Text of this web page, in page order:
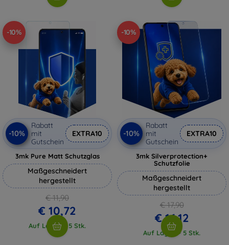
-10%
-10%
Rabatt
mit
Gutschein
EXTRA10
3mk Pure Matt Schutzglas
Maßgeschneidert
hergestellt
€ 11,90
€ 10,72
Auf Lager > 5 Stk.
-10%
-10%
Rabatt
mit
Gutschein
EXTRA10
3mk Silverprotection+
Schutzfolie
Maßgeschneidert
hergestellt
€ 17,90
€ 16,12
Auf Lager > 5 Stk.